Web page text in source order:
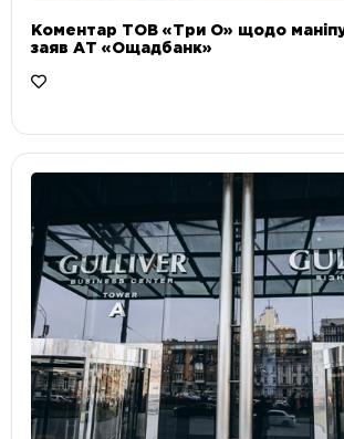
Коментар ТОВ «Три О» щодо
заяв АТ «Ощадбанк»